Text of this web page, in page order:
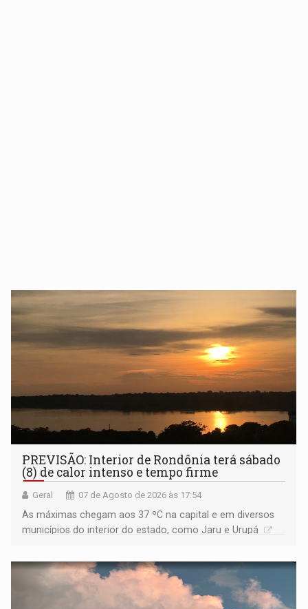
PREVISÃO: Interior de Rondônia terá sábado
(8) de calor intenso e tempo firme
Geral 07 de Agosto de 2026 às 17:54
As máximas chegam aos 37 ºC na capital e em diversos
municípios do interior do estado, como Jaru e Urupá